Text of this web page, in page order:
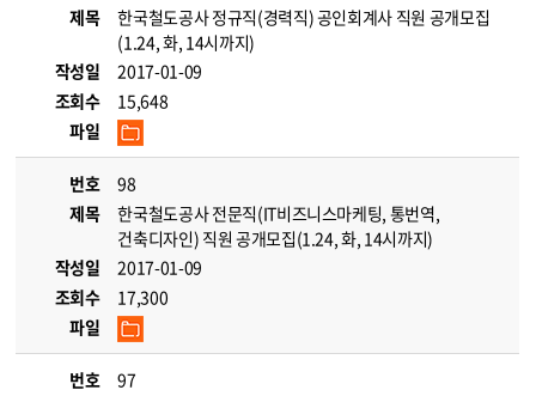
제목
한국철도공사 정규직(경력직) 공인회계사 직원 공개모집
(1.24, 화, 14시까지)
작성일
2017-01-09
조회수
15,648
파일
번호
98
제목
한국철도공사 전문직(IT비즈니스마케팅, 통번역,
건축디자인) 직원 공개모집(1.24, 화, 14시까지)
작성일
2017-01-09
조회수
17,300
파일
번호
97